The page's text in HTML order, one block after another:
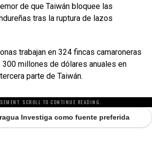
de que Taiwán bloquee las
tras la ruptura de lazos
trabajan en 324 fincas camaroneras
300 millones de dólares anuales en
parte de Taiwán.
SCROLL TO CONTINUE READING.
Investiga como fuente preferida